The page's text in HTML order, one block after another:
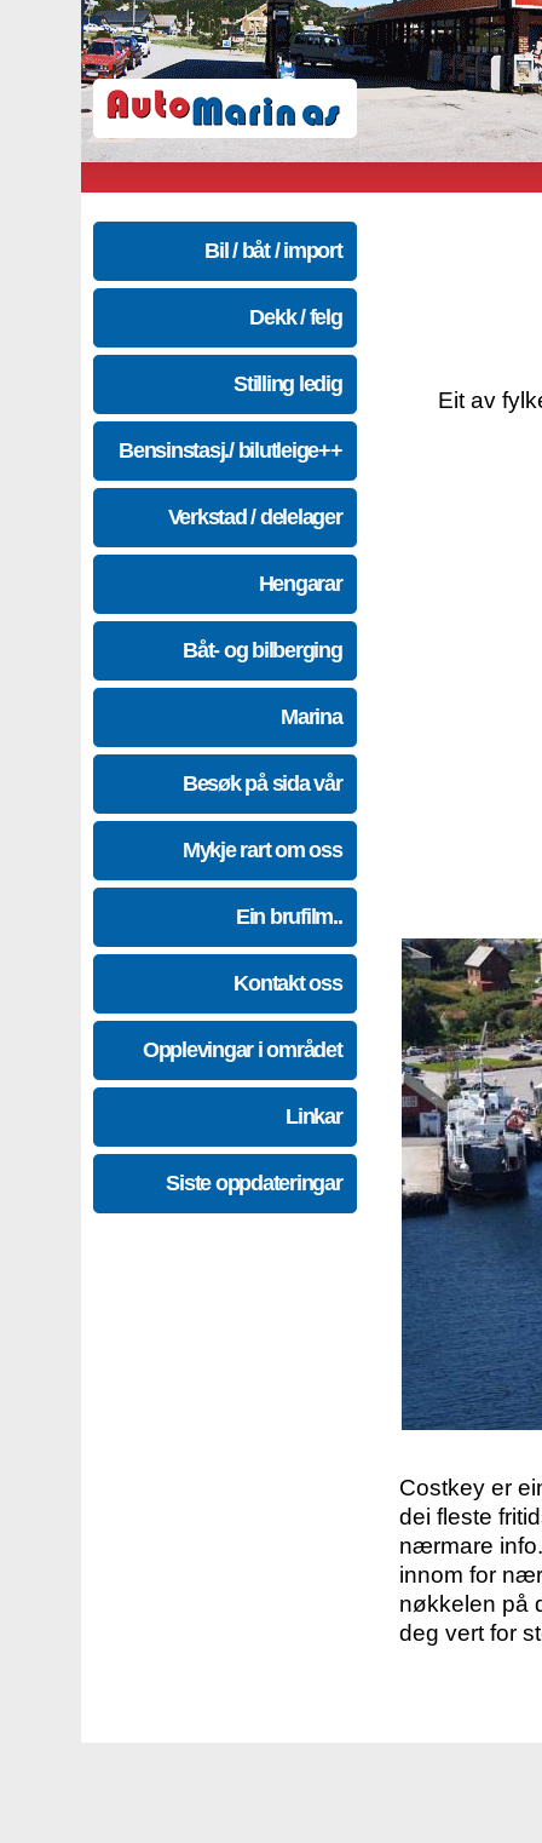
Bil / båt / import
Dekk / felg
Stilling ledig
Bensinstasj./ bilutleige++
Verkstad / delelager
Hengarar
Båt- og bilberging
Marina
Besøk på sida vår
Mykje rart om oss
Ein brufilm..
Kontakt oss
Opplevingar i området
Linkar
Siste oppdateringar
Eit av
Costkey er
dei fleste
nærmare
innom for
nøkkelen på
deg vert for